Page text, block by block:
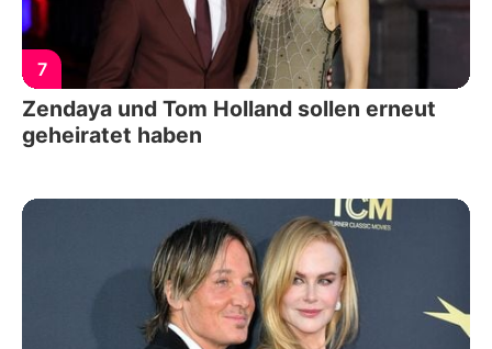
7
Zendaya und Tom Holland sollen erneut
geheiratet haben